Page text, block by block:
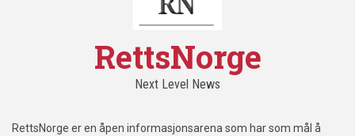
RettsNorge
Next Level News
RettsNorge er en åpen informasjonsarena som har som mål å